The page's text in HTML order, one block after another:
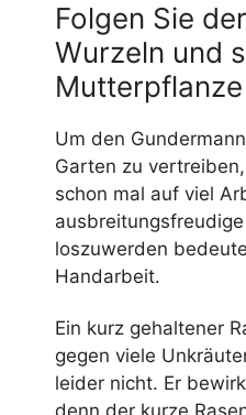
Folgen Sie
Wurzeln und
Mutterpflanze
Um den
Garten zu
schon mal auf viel
loszuwerden
Handarbeit.
Ein kurz gehaltener
gegen viele
leider nicht. Er